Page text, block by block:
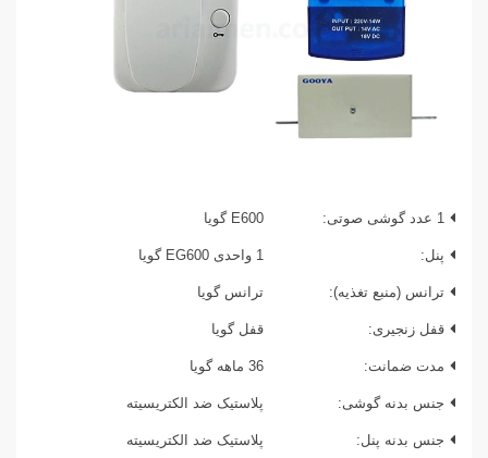
1 عدد گوشی صوتی: E600 گویا
پنل: 1 واحدی EG600 گویا
ترانس (منبع تغذیه): ترانس گویا
قفل زنجیری: قفل گویا
مدت ضمانت: 36 ماهه گویا
جنس بدنه گوشی: پلاستیک ضد الکتریسیته
جنس بدنه پنل: پلاستیک ضد الکتریسیته